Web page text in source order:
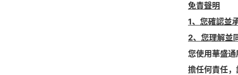
免責聲明
1、您確認並
2、您理解並
您使用華盛
擔任何責任，